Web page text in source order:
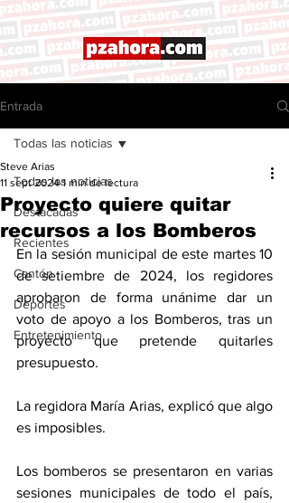
Entrada
Todas las noticias
Destacadas
Recientes
Cantón
Deportes
Entretenimiento
Todas las noticias
Proyecto quiere quitar
recursos a los Bomberos
Steve Arias
11 sept 2024 1 min de lectura
En la sesión municipal de este martes 10
de setiembre de 2024, los regidores
aprobaron de forma unánime dar un
voto de apoyo a los Bomberos, tras un
proyecto que pretende quitarles
presupuesto.
La regidora María Arias, explicó que algo
es imposibles.
Los bomberos se presentaron en varias
sesiones municipales de todo el país,